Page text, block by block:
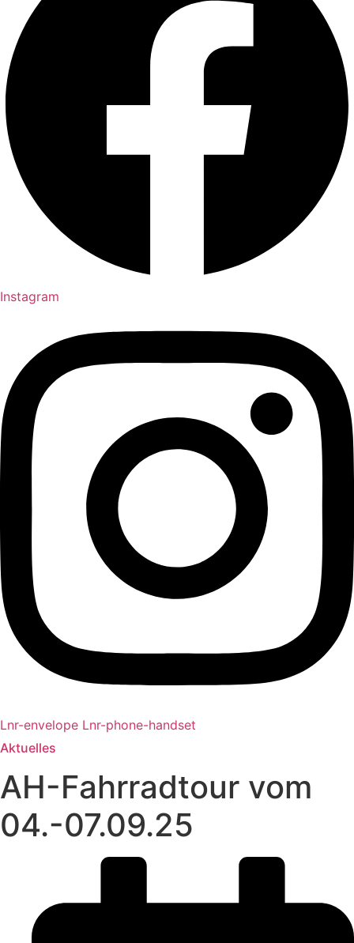
Instagram
Lnr-envelope Lnr-phone-handset
Aktuelles
AH-Fahrradtour vom
04.-07.09.25